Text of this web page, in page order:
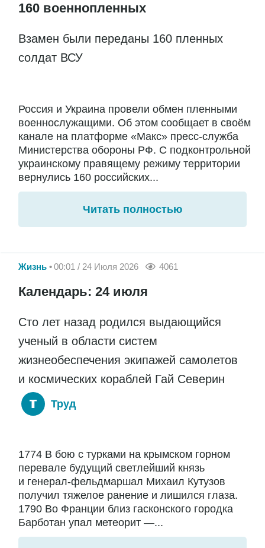
160 военнопленных
Взамен были переданы 160 пленных
солдат ВСУ
Россия и Украина провели обмен пленными
военнослужащими. Об этом сообщает в своём
канале на платформе «Макс» пресс-служба
Министерства обороны РФ. С подконтрольной
украинскому правящему режиму территории
вернулись 160 российских...
Читать полностью
Жизнь 00:01 / 24 Июля 2026 4061
Календарь: 24 июля
Сто лет назад родился выдающийся
ученый в области систем
жизнеобеспечения экипажей самолетов
и космических кораблей Гай Северин
Труд
1774 В бою с турками на крымском горном
перевале будущий светлейший князь
и генерал-фельдмаршал Михаил Кутузов
получил тяжелое ранение и лишился глаза.
1790 Во Франции близ гасконского городка
Барботан упал метеорит —...